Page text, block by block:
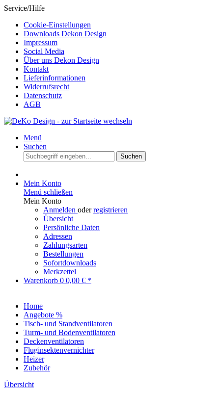
Service/Hilfe
Cookie-Einstellungen
Downloads Dekon Design
Impressum
Social Media
Über uns Dekon Design
Kontakt
Lieferinformationen
Widerrufsrecht
Datenschutz
AGB
Menü
Suchen
Suchen
Mein Konto
Menü schließen
Mein Konto
Anmelden oderregistrieren
Übersicht
Persönliche Daten
Adressen
Zahlungsarten
Bestellungen
Sofortdownloads
Merkzettel
Warenkorb 0 0,00 € *
Home
Angebote %
Tisch- und Standventilatoren
Turm- und Bodenventilatoren
Deckenventilatoren
Fluginsektenvernichter
Heizer
Zubehör
Übersicht